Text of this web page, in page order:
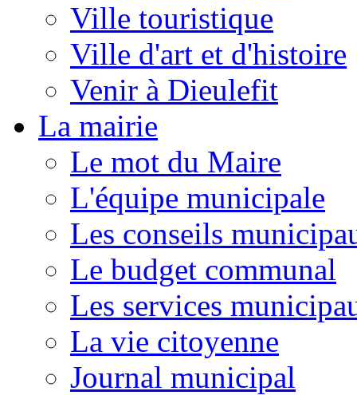
Ville touristique
Ville d'art et d'histoire
Venir à Dieulefit
La mairie
Le mot du Maire
L'équipe municipale
Les conseils
Le budget communal
Les services
La vie citoyenne
Journal municipal